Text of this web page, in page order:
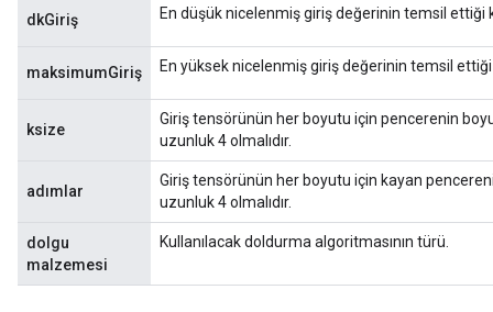
dkGiriş En düşük nicelenmiş giriş değerinin temsil ettiği
maksimumGiriş En yüksek nicelenmiş giriş değerinin temsil
ksize
Giriş tensörünün her boyutu için pencerenin
uzunluk 4 olmalıdır.
adımlar
Giriş tensörünün her boyutu için kayan
uzunluk 4 olmalıdır.
dolgu
malzemesi
Kullanılacak doldurma algoritmasının türü.